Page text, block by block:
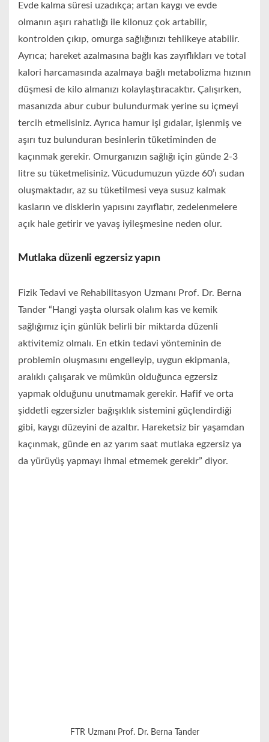
Evde kalma süresi uzadıkça; artan kaygı ve evde
olmanın aşırı rahatlığı ile kilonuz çok artabilir,
kontrolden çıkıp, omurga sağlığınızı tehlikeye atabilir.
Ayrıca; hareket azalmasına bağlı kas zayıflıkları ve total
kalori harcamasında azalmaya bağlı metabolizma hızının
düşmesi de kilo almanızı kolaylaştıracaktır. Çalışırken,
masanızda abur cubur bulundurmak yerine su içmeyi
tercih etmelisiniz. Ayrıca hamur işi gıdalar, işlenmiş ve
aşırı tuz bulunduran besinlerin tüketiminden de
kaçınmak gerekir. Omurganızın sağlığı için günde 2-3
litre su tüketmelisiniz. Vücudumuzun yüzde 60’ı sudan
oluşmaktadır, az su tüketilmesi veya susuz kalmak
kasların ve disklerin yapısını zayıflatır, zedelenmelere
açık hale getirir ve yavaş iyileşmesine neden olur.
Mutlaka düzenli egzersiz yapın
Fizik Tedavi ve Rehabilitasyon Uzmanı Prof. Dr. Berna
Tander “Hangi yaşta olursak olalım kas ve kemik
sağlığımız için günlük belirli bir miktarda düzenli
aktivitemiz olmalı. En etkin tedavi yönteminin de
problemin oluşmasını engelleyip, uygun ekipmanla,
aralıklı çalışarak ve mümkün olduğunca egzersiz
yapmak olduğunu unutmamak gerekir. Hafif ve orta
şiddetli egzersizler bağışıklık sistemini güçlendirdiği
gibi, kaygı düzeyini de azaltır. Hareketsiz bir yaşamdan
kaçınmak, günde en az yarım saat mutlaka egzersiz ya
da yürüyüş yapmayı ihmal etmemek gerekir” diyor.
FTR Uzmanı Prof. Dr. Berna Tander